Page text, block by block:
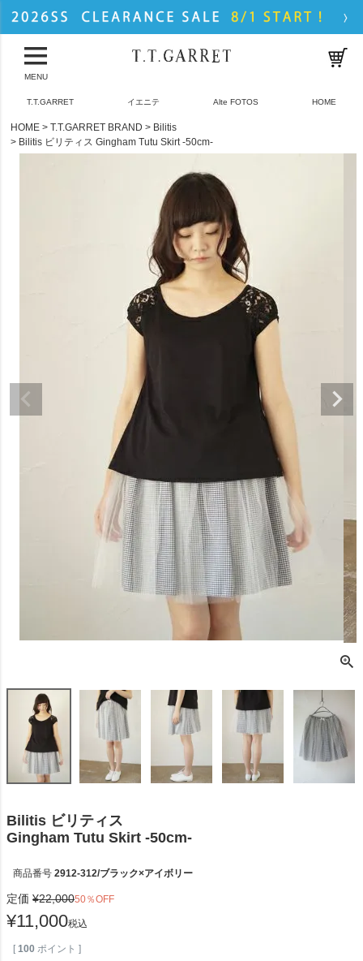
MENU
T.T.GARRET イエニテ Alte FOTOS HOME
HOME T.T.GARRET BRAND
Bilitis
Bilitis ビリティス Gingham Tutu Skirt -50cm-
Bilitis ビリティス
Gingham Tutu Skirt -50cm-
商品番号 2912-312/ブラック×アイボリー
定価 ¥22,00050％OFF
¥11,000税込
[ 100 ポイント ]